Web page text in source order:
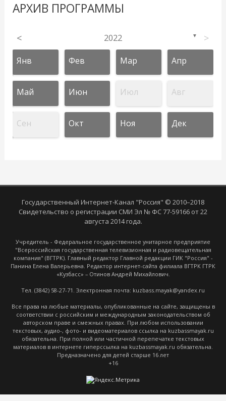
АРХИВ ПРОГРАММЫ
< 2022 ▼ >
Янв Фев Мар Апр
Май Июн Июл Авг
Сен Окт Ноя Дек
Государственный Интернет-Канал "Россия" © 2010–2018
Свидетельство о регистрации СМИ Эл № ФС 77-59166 от 22
августа 2014 года.
Учредитель - Федеральное государственное унитарное предприятие
"Всероссийская государственная телевизионная и радиовещательная
компания" (ВГТРК). Главный редактор Главной редакции ГИК "Россия" -
Панина Елена Валерьевна. Редактор интернет-сайта филиала ВГТРК ГТРК
«Кузбасс» – Отинов Андрей Михайлович.
Тел. (3842) 58-27-71. Электронная почта: kuzbass.mayak@yandex.ru
Все права на любые материалы, опубликованные на сайте, защищены в
соответствии с российским и международным законодательством об
авторском праве и смежных правах. При любом использовании
текстовых, аудио-, фото- и видеоматериалов ссылка на kuzbassmayak.ru
обязательна. При полной или частичной перепечатке текстовых
материалов в интернете гиперссылка на kuzbassmayak.ru обязательна.
Предназначено для детей старше 16 лет
+16